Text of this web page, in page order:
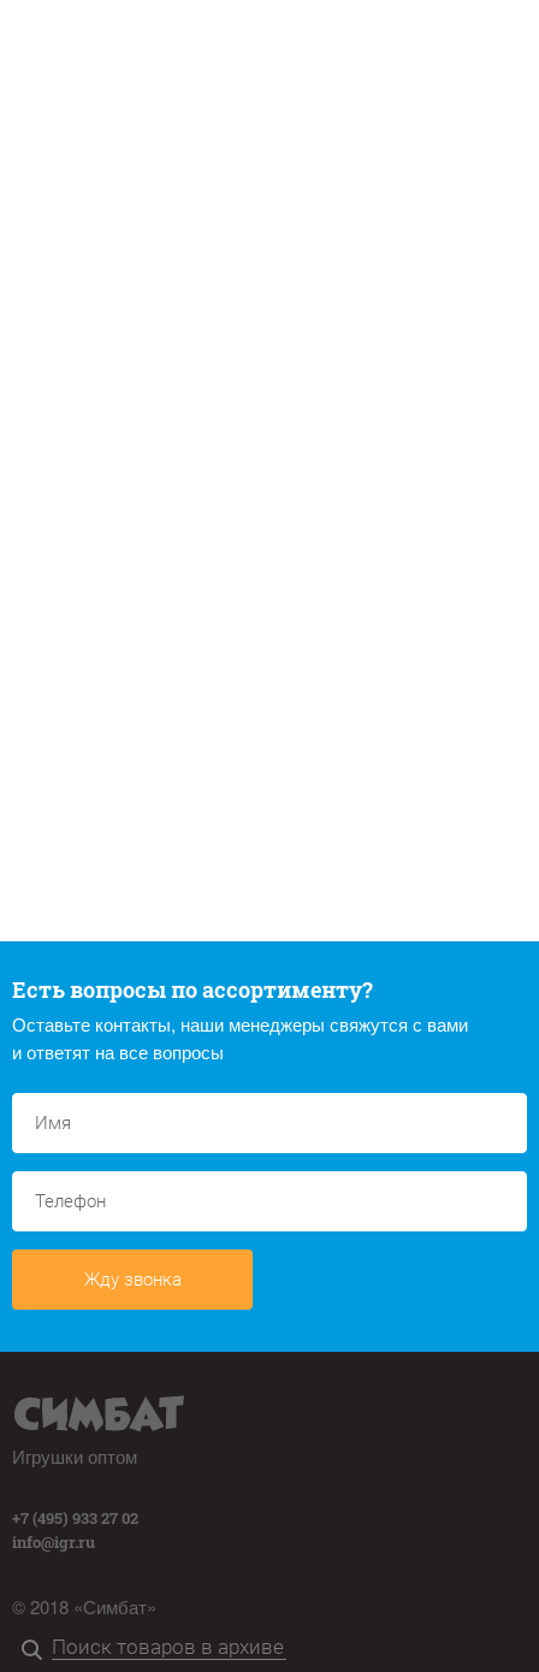
Есть вопросы по ассортименту?
Оставьте контакты, наши менеджеры свяжутся с вами
и ответят на все вопросы
Жду звонка
Игрушки оптом
+7 (495) 933 27 02
info@igr.ru
© 2018 «Симбат»